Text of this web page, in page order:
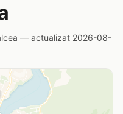
— actualizat 2026-08-